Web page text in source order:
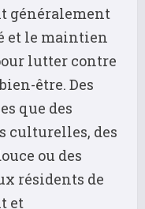
généralement
et le maintien
lutter contre
être. Des
que des
culturelles, des
ou des
résidents de
et